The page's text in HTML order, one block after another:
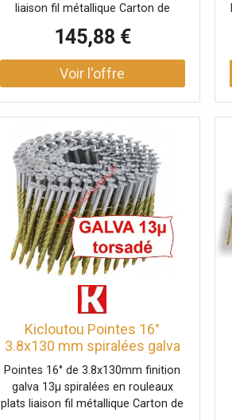
liaison fil métallique Carton de
145,88 €
Kicloutou Pointes 16°
3.8x130 mm spiralées galva
13µ en rouleaux fil métal X
1800
Pointes 16° de 3.8x130mm finition
galva 13µ spiralées en rouleaux
plats liaison fil métallique Carton de